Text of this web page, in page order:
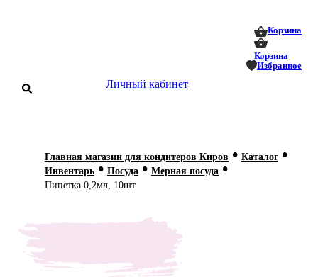
Корзина
Корзина
Избранное
Личный кабинет
О нас
Главная магазин для кондитеров Киров • Каталог •
Инвентарь • Посуда • Мерная посуда •
Пипетка 0,2мл, 10шт